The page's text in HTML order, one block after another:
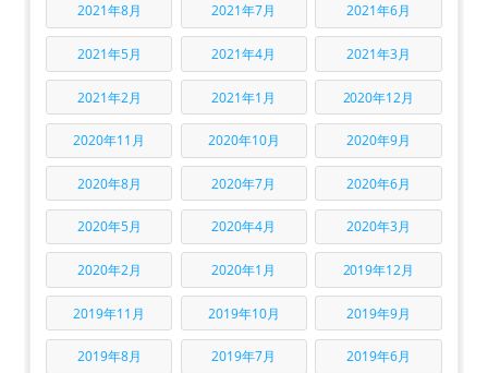
2021年8月 2021年7月 2021年6月
2021年5月 2021年4月 2021年3月
2021年2月 2021年1月 2020年12月
2020年11月 2020年10月 2020年9月
2020年8月 2020年7月 2020年6月
2020年5月 2020年4月 2020年3月
2020年2月 2020年1月 2019年12月
2019年11月 2019年10月 2019年9月
2019年8月 2019年7月 2019年6月